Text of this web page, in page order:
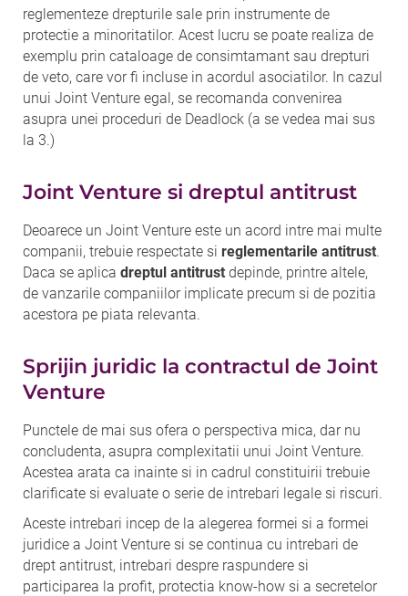
reglementeze drepturile sale prin instrumente de
protectie a minoritatilor. Acest lucru se poate realiza de
exemplu prin cataloage de consimtamant sau drepturi
de veto, care vor fi incluse in acordul asociatilor. In cazul
unui Joint Venture egal, se recomanda convenirea
asupra unei proceduri de Deadlock (a se vedea mai sus
la 3.)
Joint Venture si dreptul antitrust
Deoarece un Joint Venture este un acord intre mai multe
companii, trebuie respectate si reglementarile antitrust.
Daca se aplica dreptul antitrust depinde, printre altele,
de vanzarile companiilor implicate precum si de pozitia
acestora pe piata relevanta.
Sprijin juridic la contractul de Joint
Venture
Punctele de mai sus ofera o perspectiva mica, dar nu
concludenta, asupra complexitatii unui Joint Venture.
Acestea arata ca inainte si in cadrul constituirii trebuie
clarificate si evaluate o serie de intrebari legale si riscuri.
Aceste intrebari incep de la alegerea formei si a formei
juridice a Joint Venture si se continua cu intrebari de
drept antitrust, intrebari despre raspundere si
participarea la profit, protectia know-how si a secretelor